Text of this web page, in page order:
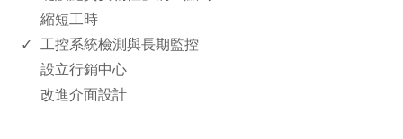
縮短工時
✓ 工控系統檢測與長期監控
設立行銷中心
改進介面設計